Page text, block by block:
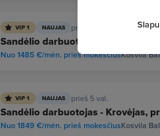
VIP 1 NAUJAS prieš 5 val.
Sandėlio darbuotojas - Prekių
Kosvila
Nuo 1485 €/mėn. prieš mokesčius
VIP 1 NAUJAS prieš 5 val.
Sandėlio darbuotojas - Krovėjas,
Kosvila
Nuo 1849 €/mėn. prieš mokesčius